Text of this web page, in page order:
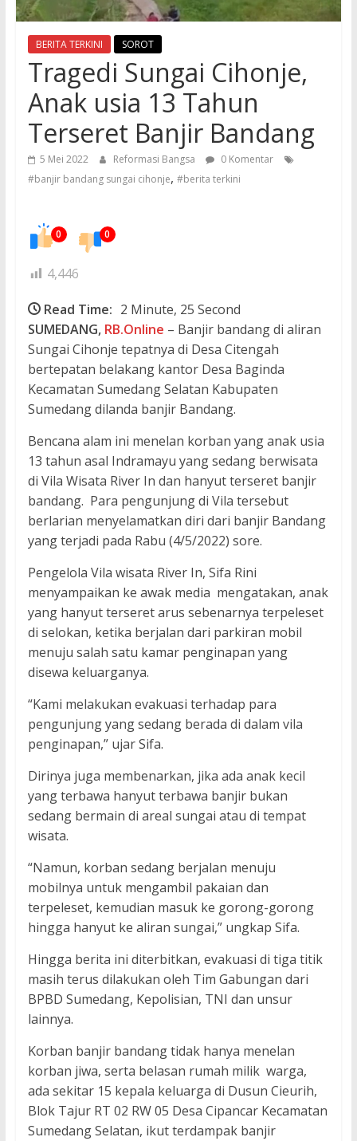
BERITA TERKINI SOROT
Tragedi Sungai Cihonje,
Anak usia 13 Tahun
Terseret Banjir Bandang
5 Mei 2022 Reformasi Bangsa
0 Komentar
#banjir bandang sungai cihonje, #berita terkini
0 0
4,446
Read Time: 2 Minute, 25 Second
SUMEDANG, RB.Online – Banjir bandang di aliran
Sungai Cihonje tepatnya di Desa Citengah
bertepatan belakang kantor Desa Baginda
Kecamatan Sumedang Selatan Kabupaten
Sumedang dilanda banjir Bandang.
Bencana alam ini menelan korban yang anak usia
13 tahun asal Indramayu yang sedang berwisata
di Vila Wisata River In dan hanyut terseret banjir
bandang. Para pengunjung di Vila tersebut
berlarian menyelamatkan diri dari banjir Bandang
yang terjadi pada Rabu (4/5/2022) sore.
Pengelola Vila wisata River In, Sifa Rini
menyampaikan ke awak media mengatakan, anak
yang hanyut terseret arus sebenarnya terpeleset
di selokan, ketika berjalan dari parkiran mobil
menuju salah satu kamar penginapan yang
disewa keluarganya.
“Kami melakukan evakuasi terhadap para
pengunjung yang sedang berada di dalam vila
penginapan,” ujar Sifa.
Dirinya juga membenarkan, jika ada anak kecil
yang terbawa hanyut terbawa banjir bukan
sedang bermain di areal sungai atau di tempat
wisata.
“Namun, korban sedang berjalan menuju
mobilnya untuk mengambil pakaian dan
terpeleset, kemudian masuk ke gorong-gorong
hingga hanyut ke aliran sungai,” ungkap Sifa.
Hingga berita ini diterbitkan, evakuasi di tiga titik
masih terus dilakukan oleh Tim Gabungan dari
BPBD Sumedang, Kepolisian, TNI dan unsur
lainnya.
Korban banjir bandang tidak hanya menelan
korban jiwa, serta belasan rumah milik warga,
ada sekitar 15 kepala keluarga di Dusun Cieurih,
Blok Tajur RT 02 RW 05 Desa Cipancar Kecamatan
Sumedang Selatan, ikut terdampak banjir